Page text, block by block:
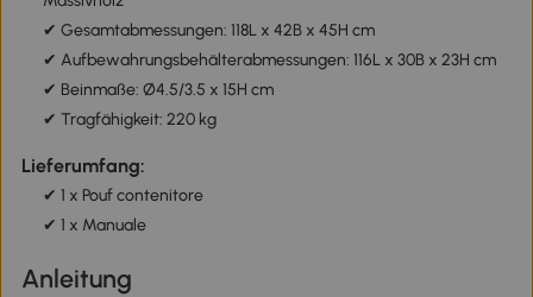
✔ Gesamtabmessungen: 118L x 42B x 45H cm
✔ Aufbewahrungsbehälterabmessungen: 116L x 30B x 23H cm
✔ Beinmaße: Ø4.5/3.5 x 15H cm
✔ Tragfähigkeit: 220 kg
Lieferumfang:
✔ 1 x Pouf contenitore
✔ 1 x Manuale
Anleitung